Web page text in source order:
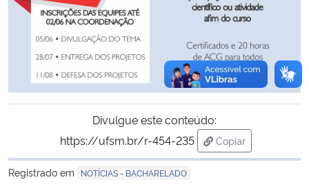
Divulgue este conteúdo:
https://ufsm.br/r-454-235
Copiar
para área de
Registrado em
NOTÍCIAS - BACHARELADO